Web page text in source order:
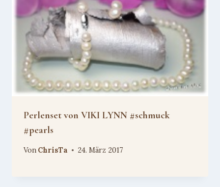
Perlenset von VIKI LYNN #schmuck
#pearls
Von ChrisTa 24. März 2017